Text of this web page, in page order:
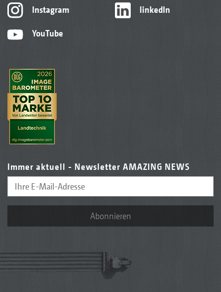
Instagram
YouTube
linkedIn
Immer aktuell - Newsletter AMAZING NEWS
Abonnieren